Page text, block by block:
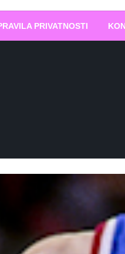
DOBRO
PRIVATNOSTI